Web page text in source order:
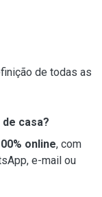
de todas as
casa?
online, com
e-mail ou